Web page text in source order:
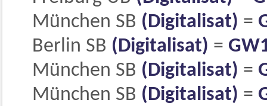
München SB (Digitalisat) =
Berlin SB (Digitalisat) =
München SB (Digitalisat) =
München SB (Digitalisat) =